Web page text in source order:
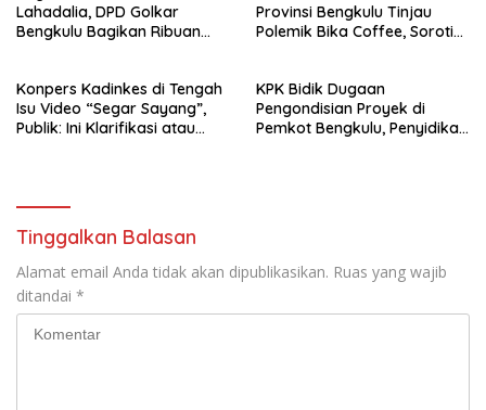
Lahadalia, DPD Golkar
Bengkulu Bagikan Ribuan
Provinsi Bengkulu Tinjau
Polemik Bika Coffee, Soroti
Konpers Kadinkes di Tengah
Isu Video “Segar Sayang”,
Publik: Ini Klarifikasi atau
KPK Bidik Dugaan
Pengondisian Proyek di
Pemkot Bengkulu, Penyidikan
Tinggalkan Balasan
Alamat email Anda tidak akan dipublikasikan. Ruas yang wajib
ditandai *